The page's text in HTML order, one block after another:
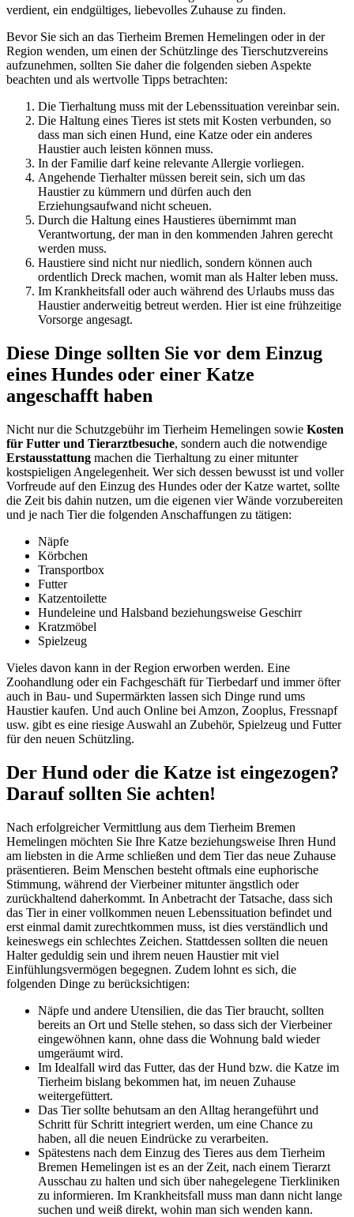
verdient, ein endgültiges, liebevolles Zuhause zu finden.
Bevor Sie sich an das Tierheim Bremen Hemelingen oder in der
Region wenden, um einen der Schützlinge des Tierschutzvereins
aufzunehmen, sollten Sie daher die folgenden sieben Aspekte
beachten und als wertvolle Tipps betrachten:
Die Tierhaltung muss mit der Lebenssituation vereinbar sein.
Die Haltung eines Tieres ist stets mit Kosten verbunden, so
dass man sich einen Hund, eine Katze oder ein anderes
Haustier auch leisten können muss.
In der Familie darf keine relevante Allergie vorliegen.
Angehende Tierhalter müssen bereit sein, sich um das
Haustier zu kümmern und dürfen auch den
Erziehungsaufwand nicht scheuen.
Durch die Haltung eines Haustieres übernimmt man
Verantwortung, der man in den kommenden Jahren gerecht
werden muss.
Haustiere sind nicht nur niedlich, sondern können auch
ordentlich Dreck machen, womit man als Halter leben muss.
Im Krankheitsfall oder auch während des Urlaubs muss das
Haustier anderweitig betreut werden. Hier ist eine frühzeitige
Vorsorge angesagt.
Diese Dinge sollten Sie vor dem Einzug
eines Hundes oder einer Katze
angeschafft haben
Nicht nur die Schutzgebühr im Tierheim Hemelingen sowie Kosten
für Futter und Tierarztbesuche, sondern auch die notwendige
Erstausstattung machen die Tierhaltung zu einer mitunter
kostspieligen Angelegenheit. Wer sich dessen bewusst ist und voller
Vorfreude auf den Einzug des Hundes oder der Katze wartet, sollte
die Zeit bis dahin nutzen, um die eigenen vier Wände vorzubereiten
und je nach Tier die folgenden Anschaffungen zu tätigen:
Näpfe
Körbchen
Transportbox
Futter
Katzentoilette
Hundeleine und Halsband beziehungsweise Geschirr
Kratzmöbel
Spielzeug
Vieles davon kann in der Region erworben werden. Eine
Zoohandlung oder ein Fachgeschäft für Tierbedarf und immer öfter
auch in Bau- und Supermärkten lassen sich Dinge rund ums
Haustier kaufen. Und auch Online bei Amzon, Zooplus, Fressnapf
usw. gibt es eine riesige Auswahl an Zubehör, Spielzeug und Futter
für den neuen Schützling.
Der Hund oder die Katze ist eingezogen?
Darauf sollten Sie achten!
Nach erfolgreicher Vermittlung aus dem Tierheim Bremen
Hemelingen möchten Sie Ihre Katze beziehungsweise Ihren Hund
am liebsten in die Arme schließen und dem Tier das neue Zuhause
präsentieren. Beim Menschen besteht oftmals eine euphorische
Stimmung, während der Vierbeiner mitunter ängstlich oder
zurückhaltend daherkommt. In Anbetracht der Tatsache, dass sich
das Tier in einer vollkommen neuen Lebenssituation befindet und
erst einmal damit zurechtkommen muss, ist dies verständlich und
keineswegs ein schlechtes Zeichen. Stattdessen sollten die neuen
Halter geduldig sein und ihrem neuen Haustier mit viel
Einfühlungsvermögen begegnen. Zudem lohnt es sich, die
folgenden Dinge zu berücksichtigen:
Näpfe und andere Utensilien, die das Tier braucht, sollten
bereits an Ort und Stelle stehen, so dass sich der Vierbeiner
eingewöhnen kann, ohne dass die Wohnung bald wieder
umgeräumt wird.
Im Idealfall wird das Futter, das der Hund bzw. die Katze im
Tierheim bislang bekommen hat, im neuen Zuhause
weitergefüttert.
Das Tier sollte behutsam an den Alltag herangeführt und
Schritt für Schritt integriert werden, um eine Chance zu
haben, all die neuen Eindrücke zu verarbeiten.
Spätestens nach dem Einzug des Tieres aus dem Tierheim
Bremen Hemelingen ist es an der Zeit, nach einem Tierarzt
Ausschau zu halten und sich über nahegelegene Tierkliniken
zu informieren. Im Krankheitsfall muss man dann nicht lange
suchen und weiß direkt, wohin man sich wenden kann.